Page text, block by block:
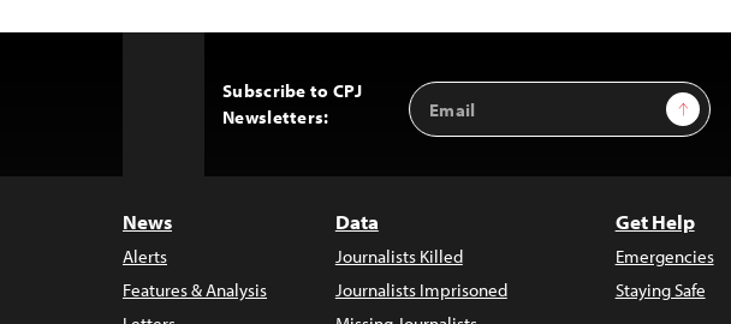
Subscribe to CPJ
Newsletters:
Email
Address
Sign Up
News
Alerts
Features & Analysis
Data
Journalists Killed
Journalists Imprisoned
Get Help
Emergencies
Staying Safe